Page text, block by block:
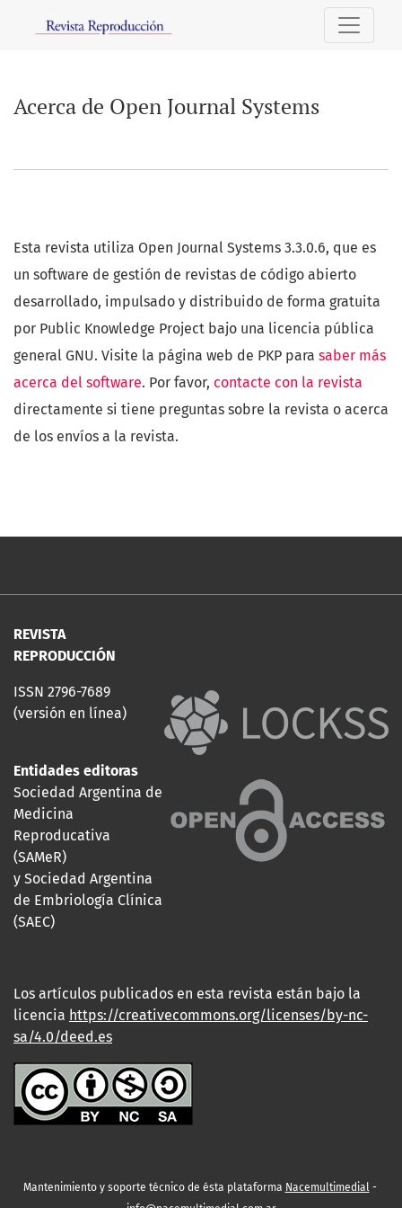
Acerca de Open Journal Systems
Esta revista utiliza Open Journal Systems 3.3.0.6, que es
un software de gestión de revistas de código abierto
desarrollado, impulsado y distribuido de forma gratuita
por Public Knowledge Project bajo una licencia pública
general GNU. Visite la página web de PKP para saber más
acerca del software. Por favor, contacte con la revista
directamente si tiene preguntas sobre la revista o acerca
de los envíos a la revista.
REVISTA
REPRODUCCIÓN
ISSN 2796-7689
(versión en línea)
Entidades editoras
Sociedad Argentina de
Medicina
Reproducativa
(SAMeR)
y Sociedad Argentina
de Embriología Clínica
(SAEC)
Los artículos publicados en esta revista están bajo la
licencia https://creativecommons.org/licenses/by-nc-
sa/4.0/deed.es
Mantenimiento y soporte técnico de ésta plataforma Nacemultimedial-